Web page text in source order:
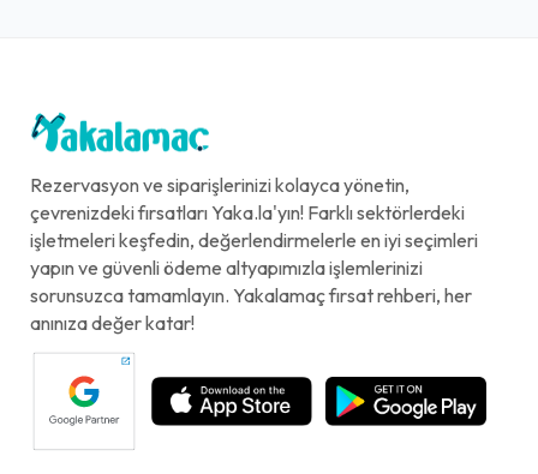
Rezervasyon ve siparişlerinizi kolayca yönetin,
çevrenizdeki fırsatları Yaka.la'yın! Farklı sektörlerdeki
işletmeleri keşfedin, değerlendirmelerle en iyi seçimleri
yapın ve güvenli ödeme altyapımızla işlemlerinizi
sorunsuzca tamamlayın. Yakalamaç fırsat rehberi, her
anınıza değer katar!